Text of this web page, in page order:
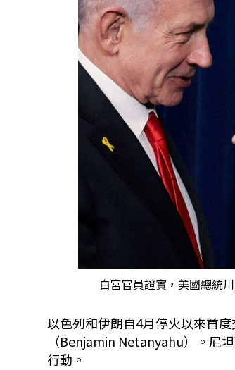
白宮官員證實，美國總統
以色列和伊朗自4月停火以來首
（Benjamin Netanyahu）。尼
行動。